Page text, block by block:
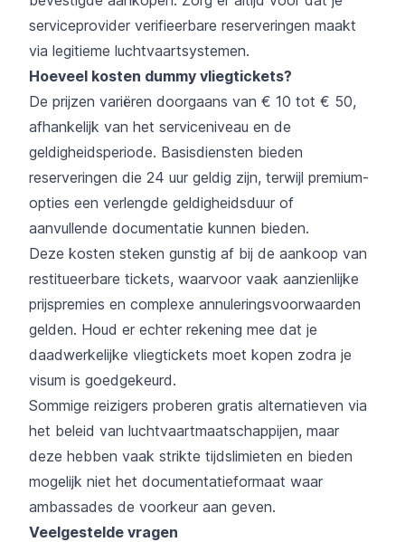
serviceprovider verifieerbare reserveringen maakt
via legitieme luchtvaartsystemen.
Hoeveel kosten dummy vliegtickets?
De prijzen variëren doorgaans van € 10 tot € 50,
afhankelijk van het serviceniveau en de
geldigheidsperiode. Basisdiensten bieden
reserveringen die 24 uur geldig zijn, terwijl premium-
opties een verlengde geldigheidsduur of
aanvullende documentatie kunnen bieden.
Deze kosten steken gunstig af bij de aankoop van
restitueerbare tickets, waarvoor vaak aanzienlijke
prijspremies en complexe annuleringsvoorwaarden
gelden. Houd er echter rekening mee dat je
daadwerkelijke vliegtickets moet kopen zodra je
visum is goedgekeurd.
Sommige reizigers proberen gratis alternatieven via
het beleid van luchtvaartmaatschappijen, maar
deze hebben vaak strikte tijdslimieten en bieden
mogelijk niet het documentatieformaat waar
ambassades de voorkeur aan geven.
Veelgestelde vragen